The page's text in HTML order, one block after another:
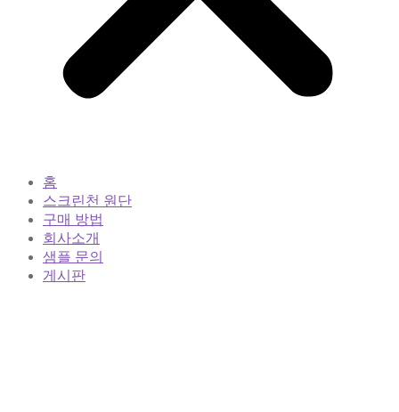
홈
스크린천 원단
구매 방법
회사소개
샘플 문의
게시판